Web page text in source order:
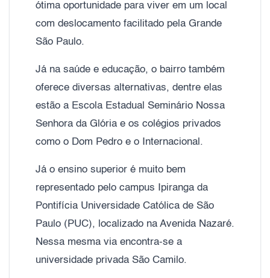
ótima oportunidade para viver em um local
com deslocamento facilitado pela Grande
São Paulo.
Já na saúde e educação, o bairro também
oferece diversas alternativas, dentre elas
estão a Escola Estadual Seminário Nossa
Senhora da Glória e os colégios privados
como o Dom Pedro e o Internacional.
Já o ensino superior é muito bem
representado pelo campus Ipiranga da
Pontifícia Universidade Católica de São
Paulo (PUC), localizado na Avenida Nazaré.
Nessa mesma via encontra-se a
universidade privada São Camilo.